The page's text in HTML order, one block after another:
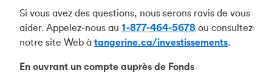
Si vous avez des questions, nous serons ravis de vous
aider. Appelez-nous au 1-877-464-5678 ou consultez
notre site Web à tangerine.ca/investissements.
En ouvrant un compte auprès de Fonds